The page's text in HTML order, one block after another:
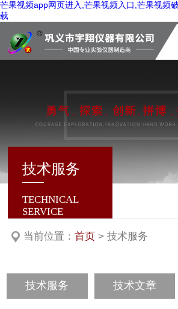
芒果视频app网页进入,芒果视频入口,芒果视频
载
技术服务
TECHNICAL
SERVICE
当前位置： 首页> 技术服务
技术服务 技术文章